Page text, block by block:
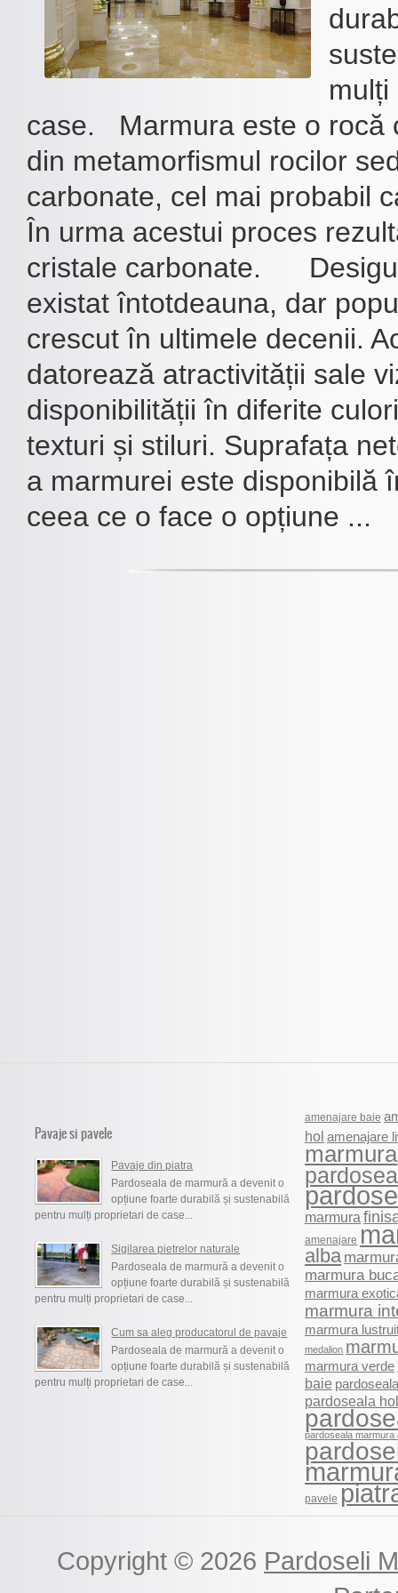
mulți
case. Marmura este o rocă
din metamorfismul rocilor
carbonate, cel mai probabil
În urma acestui proces
cristale carbonate.
existat întotdeauna, dar
crescut în ultimele decenii.
datorează atractivității sale
disponibilității în diferite
texturi și stiluri. Suprafața
a marmurei este disponibilă
ceea ce o face o opțiune ...
Pavaje si pavele
Pavaje din piatra
Pardoseala de marmură a devenit o
opțiune foarte durabilă și sustenabilă
pentru mulți proprietari de case...
Sigilarea pietrelor naturale
Pardoseala de marmură a devenit o
opțiune foarte durabilă și sustenabilă
pentru mulți proprietari de case...
Cum sa aleg producatorul de pavaje
Pardoseala de marmură a devenit o
opțiune foarte durabilă și sustenabilă
pentru mulți proprietari de case...
amenajare baie
hol amenajare
marmura
marmura
amenajare
alba
marmura
marmura
marmura
marmura
medalion
marmura verde
baie
pardoseala
pardoseala marmura
pavele
Copyright © 2026 Pardoseli